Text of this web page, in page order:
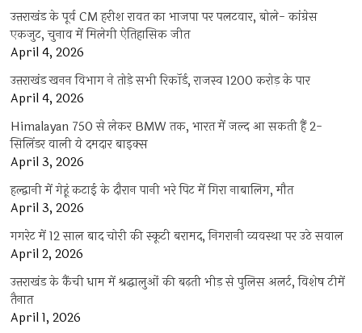
उत्तराखंड के पूर्व CM हरीश रावत का भाजपा पर पलटवार, बोले- कांग्रेस
एकजुट, चुनाव में मिलेगी ऐतिहासिक जीत
April 4, 2026
उत्तराखंड खनन विभाग ने तोड़े सभी रिकॉर्ड, राजस्व 1200 करोड़ के पार
April 4, 2026
Himalayan 750 से लेकर BMW तक, भारत में जल्द आ सकती हैं 2-
सिलिंडर वाली ये दमदार बाइक्स
April 3, 2026
हल्द्वानी में गेहूं कटाई के दौरान पानी भरे पिट में गिरा नाबालिग, मौत
April 3, 2026
गगरेट में 12 साल बाद चोरी की स्कूटी बरामद, निगरानी व्यवस्था पर उठे सवाल
April 2, 2026
उत्तराखंड के कैंची धाम में श्रद्धालुओं की बढ़ती भीड़ से पुलिस अलर्ट, विशेष टीमें
तैनात
April 1, 2026